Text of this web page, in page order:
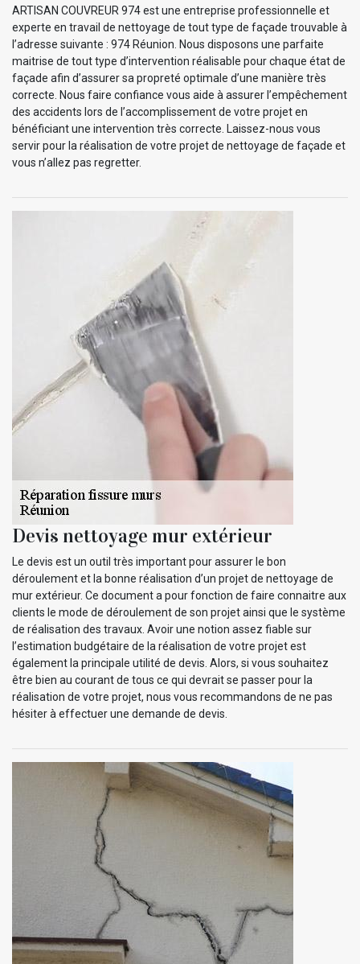
ARTISAN COUVREUR 974 est une entreprise professionnelle et
experte en travail de nettoyage de tout type de façade trouvable à
l’adresse suivante : 974 Réunion. Nous disposons une parfaite
maitrise de tout type d’intervention réalisable pour chaque état de
façade afin d’assurer sa propreté optimale d’une manière très
correcte. Nous faire confiance vous aide à assurer l’empêchement
des accidents lors de l’accomplissement de votre projet en
bénéficiant une intervention très correcte. Laissez-nous vous
servir pour la réalisation de votre projet de nettoyage de façade et
vous n’allez pas regretter.
Devis nettoyage mur extérieur
Le devis est un outil très important pour assurer le bon
déroulement et la bonne réalisation d’un projet de nettoyage de
mur extérieur. Ce document a pour fonction de faire connaitre aux
clients le mode de déroulement de son projet ainsi que le système
de réalisation des travaux. Avoir une notion assez fiable sur
l’estimation budgétaire de la réalisation de votre projet est
également la principale utilité de devis. Alors, si vous souhaitez
être bien au courant de tous ce qui devrait se passer pour la
réalisation de votre projet, nous vous recommandons de ne pas
hésiter à effectuer une demande de devis.